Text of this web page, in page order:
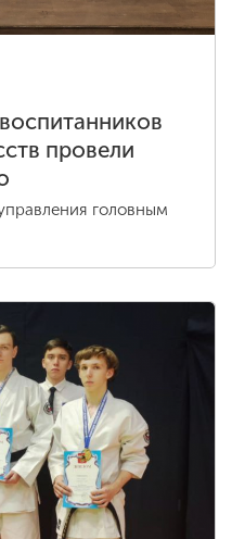
провели
головным